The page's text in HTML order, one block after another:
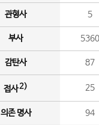
관형사 5
부사 5360
감탄사 87
접사2) 25
의존 명사 94